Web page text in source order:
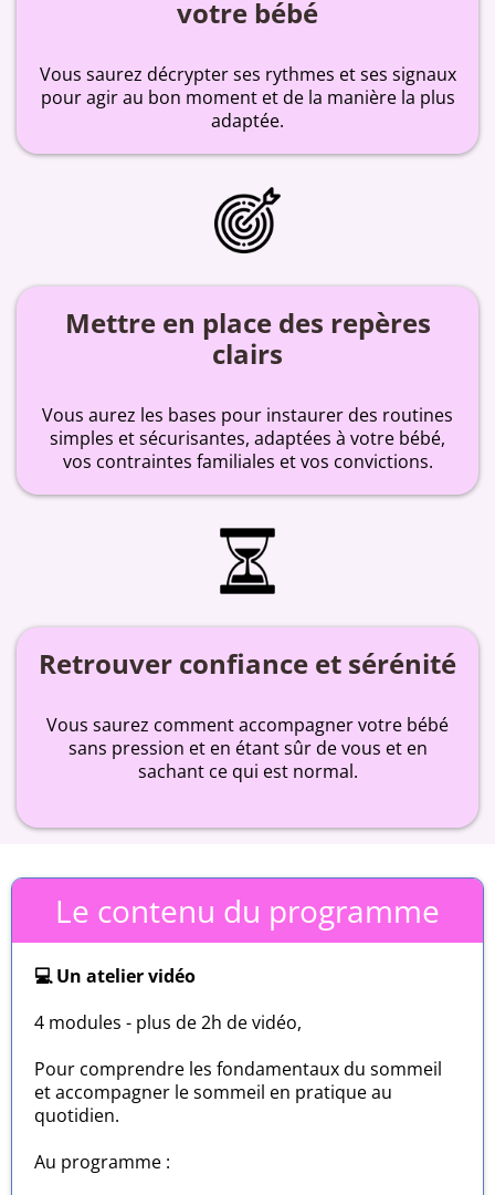
votre bébé
Vous saurez décrypter ses rythmes et ses signaux
pour agir au bon moment et de la manière la plus
adaptée.
Mettre en place des repères
clairs
Vous aurez les bases pour instaurer des routines
simples et sécurisantes, adaptées à votre bébé,
vos contraintes familiales et vos convictions.
Retrouver confiance et sérénité
Vous saurez comment accompagner votre bébé
sans pression et en étant sûr de vous et en
sachant ce qui est normal.
Le contenu du programme
💻 Un atelier vidéo
4 modules - plus de 2h de vidéo,
Pour comprendre les fondamentaux du sommeil
et accompagner le sommeil en pratique au
quotidien.
Au programme :